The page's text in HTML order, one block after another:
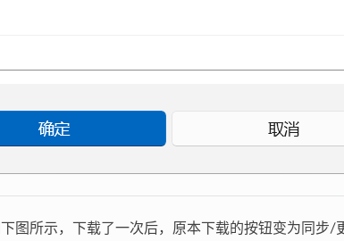
图所示，下载了一次后，原本下载的按钮变为同步/